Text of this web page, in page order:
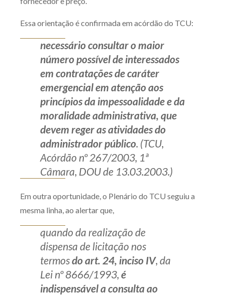
Essa orientação é confirmada em acórdão do TCU:
necessário consultar o maior
número possível de interessados
em contratações de caráter
emergencial em atenção aos
princípios da impessoalidade e da
moralidade administrativa, que
devem reger as atividades do
administrador público. (TCU,
Acórdão nº 267/2003, 1ª
Câmara, DOU de 13.03.2003.)
Em outra oportunidade, o Plenário do TCU seguiu a
mesma linha, ao alertar que,
quando da realização de
dispensa de licitação nos
termosdo art. 24, inciso IV, da
Lei nº 8666/1993, é
indispensável a consulta ao